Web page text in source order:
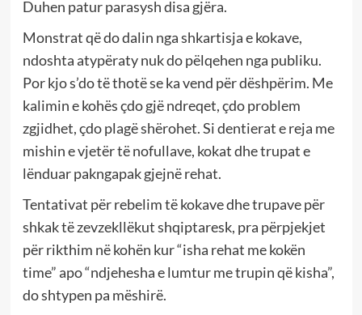
Duhen patur parasysh disa gjëra.
Monstrat që do dalin nga shkartisja e kokave,
ndoshta atypëraty nuk do pëlqehen nga publiku.
Por kjo s’do të thotë se ka vend për dëshpërim. Me
kalimin e kohës çdo gjë ndreqet, çdo problem
zgjidhet, çdo plagë shërohet. Si dentierat e reja me
mishin e vjetër të nofullave, kokat dhe trupat e
lënduar pakngapak gjejnë rehat.
Tentativat për rebelim të kokave dhe trupave për
shkak të zevzekllëkut shqiptaresk, pra përpjekjet
për rikthim në kohën kur “isha rehat me kokën
time” apo “ndjehesha e lumtur me trupin që kisha”,
do shtypen pa mëshirë.